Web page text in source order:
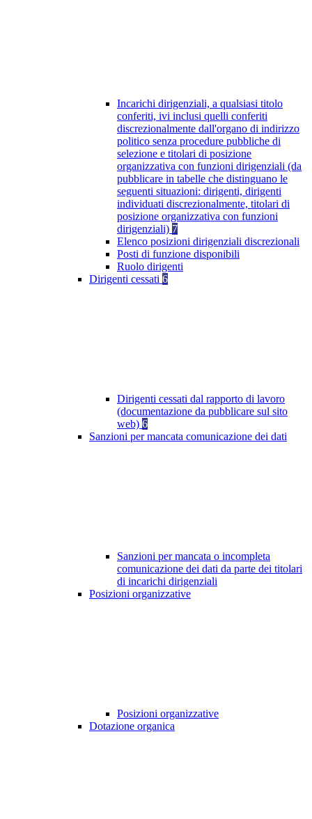
Incarichi dirigenziali, a qualsiasi titolo
conferiti, ivi inclusi quelli conferiti
discrezionalmente dall'organo di indirizzo
politico senza procedure pubbliche di
selezione e titolari di posizione
organizzativa con funzioni dirigenziali (da
pubblicare in tabelle che distinguano le
seguenti situazioni: dirigenti, dirigenti
individuati discrezionalmente, titolari di
posizione organizzativa con funzioni
dirigenziali) 7
Elenco posizioni dirigenziali discrezionali
Posti di funzione disponibili
Ruolo dirigenti
Dirigenti cessati 6
Dirigenti cessati dal rapporto di lavoro
(documentazione da pubblicare sul sito
web) 6
Sanzioni per mancata comunicazione dei dati
Sanzioni per mancata o incompleta
comunicazione dei dati da parte dei titolari
di incarichi dirigenziali
Posizioni organizzative
Posizioni organizzative
Dotazione organica